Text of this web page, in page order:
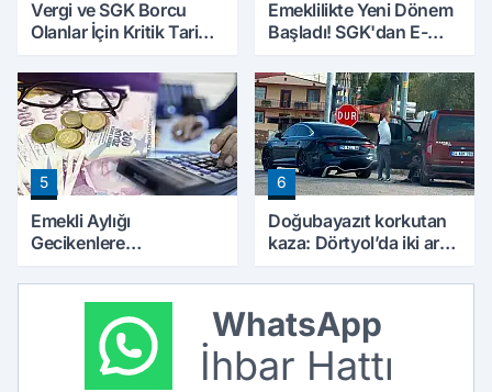
Vergi ve SGK Borcu
Olanlar İçin Kritik Tarih:
Yaklaşıyor
Emeklilikte Yeni Dönem
Başladı! SGK'dan E-
5
Emekli Aylığı
Gecikenlere
Karar: Faiz Ödenebilir
6
Doğubayazıt korkutan
kaza: Dörtyol’da iki araç
WhatsApp
İhbar Hattı